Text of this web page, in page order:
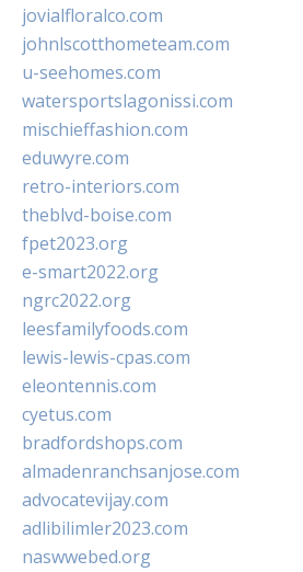
jovialfloralco.com
johnlscotthometeam.com
u-seehomes.com
watersportslagonissi.com
mischieffashion.com
eduwyre.com
retro-interiors.com
theblvd-boise.com
fpet2023.org
e-smart2022.org
ngrc2022.org
leesfamilyfoods.com
lewis-lewis-cpas.com
eleontennis.com
cyetus.com
bradfordshops.com
almadenranchsanjose.com
advocatevijay.com
adlibilimler2023.com
naswwebed.org